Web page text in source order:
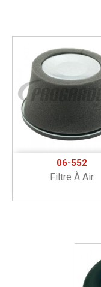
06-552
Filtre À Air